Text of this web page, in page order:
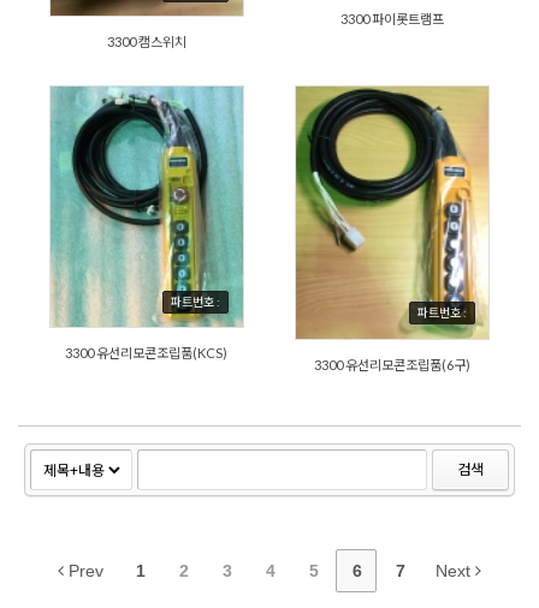
3300 캠스위치
3300 파이롯트램프
파트번호 :
3300 유선리모콘조립품(KCS)
파트번호 :
3300 유선리모콘조립품(6구)
검색
Prev 1 2 3 4 5 6 7 Next